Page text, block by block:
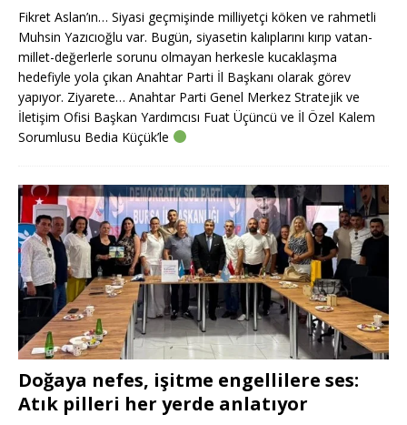
Fikret Aslan’ın… Siyasi geçmişinde milliyetçi köken ve rahmetli
Muhsin Yazıcıoğlu var. Bugün, siyasetin kalıplarını kırıp vatan-
millet-değerlerle sorunu olmayan herkesle kucaklaşma
hedefiyle yola çıkan Anahtar Parti İl Başkanı olarak görev
yapıyor. Ziyarete… Anahtar Parti Genel Merkez Stratejik ve
İletişim Ofisi Başkan Yardımcısı Fuat Üçüncü ve İl Özel Kalem
Sorumlusu Bedia Küçük’le
Doğaya nefes, işitme engellilere ses:
Atık pilleri her yerde anlatıyor